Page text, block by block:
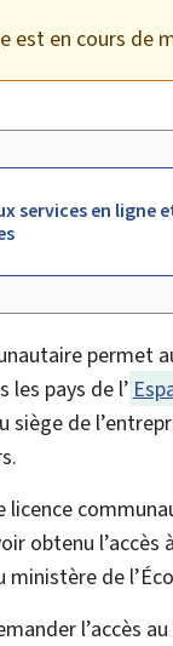
est en cours de
services en ligne
permet
les pays de l’
siège de
licence
obtenu
ministère de
l’accès